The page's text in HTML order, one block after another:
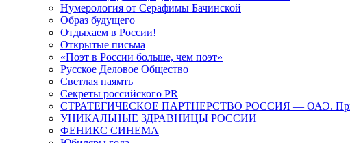
Нумерология от Серафимы Бачинской
Образ будущего
Отдыхаем в России!
Открытые письма
«Поэт в России больше, чем поэт»
Русское Деловое Общество
Светлая паямть
Секреты российского PR
СТРАТЕГИЧЕСКОЕ ПАРТНЕРСТВО РОССИЯ — ОАЭ. При
УНИКАЛЬНЫЕ ЗДРАВНИЦЫ РОССИИ
ФЕНИКС СИНЕМА